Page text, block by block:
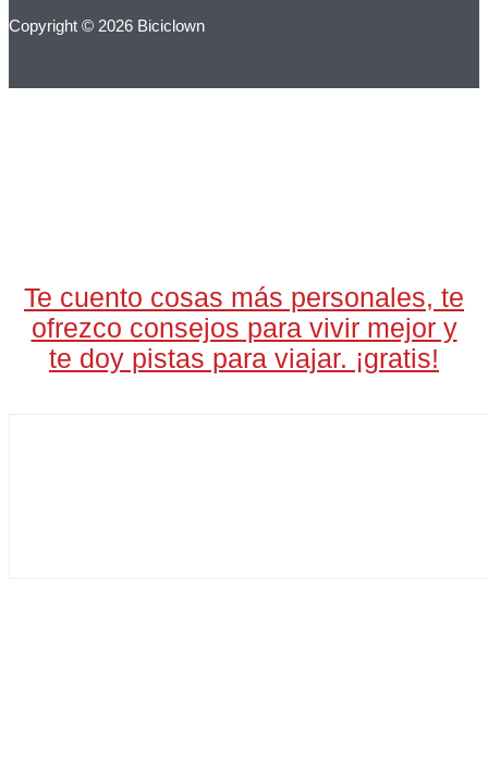
Copyright © 2026 Biciclown
Te cuento cosas más personales, te
ofrezco consejos para vivir mejor y
te doy pistas para viajar. ¡gratis!